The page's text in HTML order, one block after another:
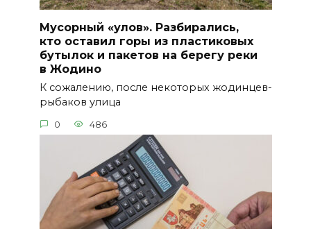
Мусорный «улов». Разбирались,
кто оставил горы из пластиковых
бутылок и пакетов на берегу реки
в Жодино
К сожалению, после некоторых жодинцев-
рыбаков улица
0 486